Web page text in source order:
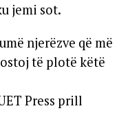
jemi sot.
njerëzve që më
të plotë këtë
Press prill